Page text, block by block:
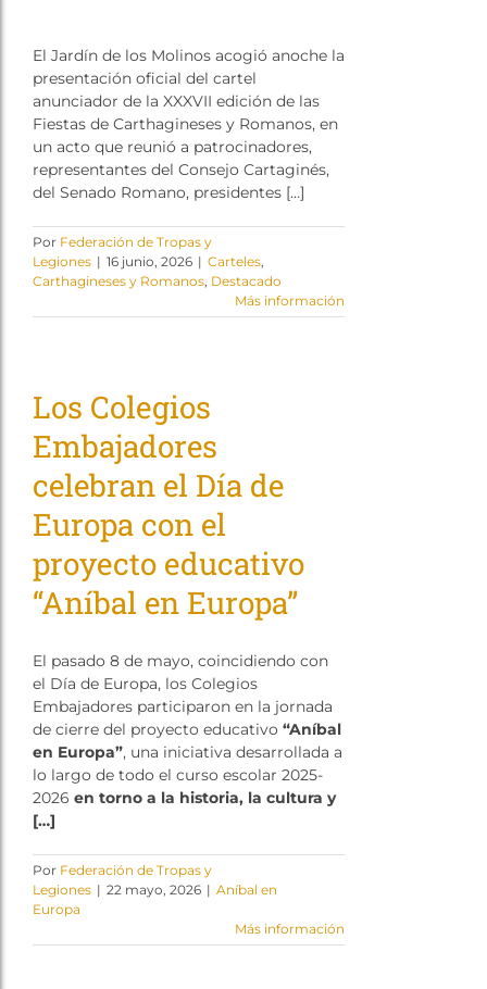
El Jardín de los Molinos acogió anoche la
presentación oficial del cartel
anunciador de la XXXVII edición de las
Fiestas de Carthagineses y Romanos, en
un acto que reunió a patrocinadores,
representantes del Consejo Cartaginés,
del Senado Romano, presidentes […]
Por Federación de Tropas y
Legiones | 16 junio, 2026 | Carteles
Carthagineses y Romanos Destacado
Más información
Los Colegios
Embajadores
celebran el Día de
Europa con el
proyecto educativo
“Aníbal en Europa”
El pasado 8 de mayo, coincidiendo con
el Día de Europa, los Colegios
Embajadores participaron en la jornada
de cierre del proyecto educativo “Aníbal
en Europa”, una iniciativa desarrollada a
lo largo de todo el curso escolar 2025-
2026 en torno a la historia, la cultura y
[…]
Por Federación de Tropas y
Legiones | 22 mayo, 2026 | Aníbal en
Europa
Más información